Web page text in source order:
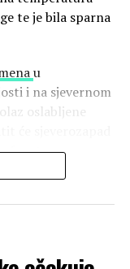
te je bila sparna
u
i na sjevernom
oslabljene
fronta
moguć jak razvoj
zrak tijekom
ali samo do
se na srednjem i